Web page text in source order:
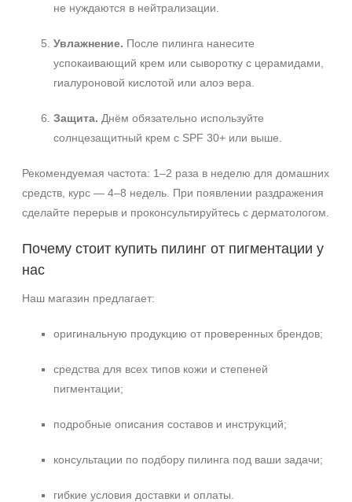
не нуждаются в нейтрализации.
Увлажнение. После пилинга нанесите
успокаивающий крем или сыворотку с церамидами,
гиалуроновой кислотой или алоэ вера.
Защита. Днём обязательно используйте
солнцезащитный крем с SPF 30+ или выше.
Рекомендуемая частота: 1–2 раза в неделю для домашних
средств, курс — 4–8 недель. При появлении раздражения
сделайте перерыв и проконсультируйтесь с дерматологом.
Почему стоит купить пилинг от пигментации у
нас
Наш магазин предлагает:
оригинальную продукцию от проверенных брендов;
средства для всех типов кожи и степеней
пигментации;
подробные описания составов и инструкций;
консультации по подбору пилинга под ваши задачи;
гибкие условия доставки и оплаты.